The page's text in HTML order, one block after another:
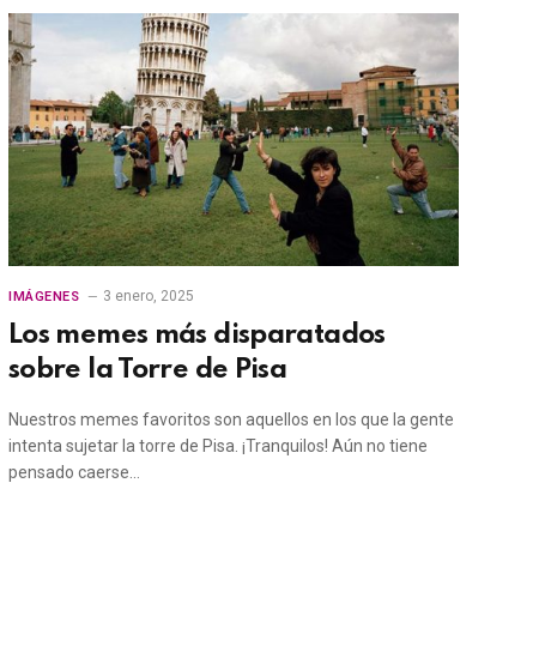
IMÁGENES 3 enero, 2025
Los memes más disparatados
sobre la Torre de Pisa
Nuestros memes favoritos son aquellos en los que la gente
intenta sujetar la torre de Pisa. ¡Tranquilos! Aún no tiene
pensado caerse…